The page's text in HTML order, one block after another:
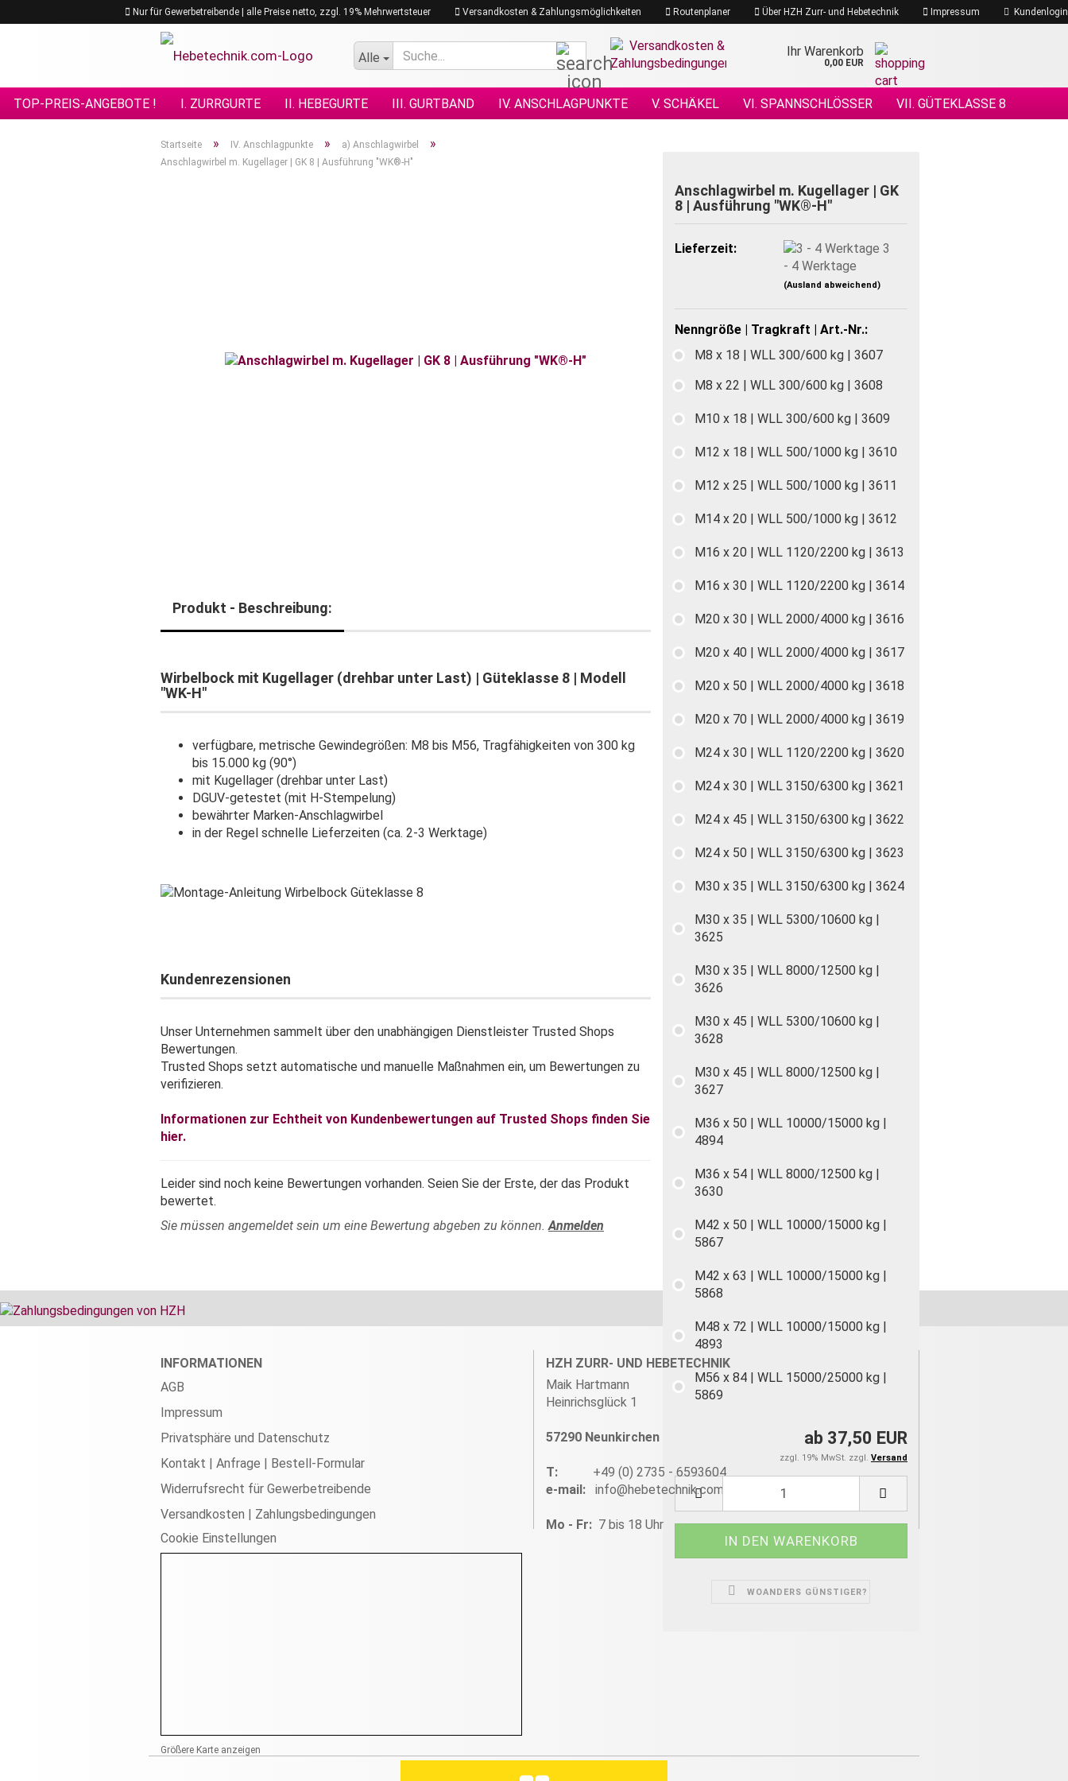
Nur für Gewerbetreibende | alle Preise netto, zzgl. 19% Mehrwertsteuer Versandkosten & Zahlungsmöglichkeiten Routenplaner Über HZH Zurr- und Hebetechnik Impressum Kundenlogin
Alle
Suche... Ihr Warenkorb
0,00 EUR
TOP-PREIS-ANGEBOTE ! I. ZURRGURTE II. HEBEGURTE III. GURTBAND IV. ANSCHLAGPUNKTE V. SCHÄKEL VI. SPANNSCHLÖSSER VII. GÜTEKLASSE 8
XV. EDELSTAHL - ANSCHLAGMITTEL XVI. FORSTPROGRAMM
Startseite » IV. Anschlagpunkte » a) Anschlagwirbel »
Anschlagwirbel m. Kugellager | GK 8 | Ausführung "WK®-H"
Anschlagwirbel m. Kugellager | GK
8 | Ausführung "WK®-H"
Lieferzeit:
3
- 4 Werktage
(Ausland abweichend)
Nenngröße | Tragkraft | Art.-Nr.:
M8 x 18 | WLL 300/600 kg | 3607
M8 x 22 | WLL 300/600 kg | 3608
M10 x 18 | WLL 300/600 kg | 3609
M12 x 18 | WLL 500/1000 kg | 3610
M12 x 25 | WLL 500/1000 kg | 3611
M14 x 20 | WLL 500/1000 kg | 3612
M16 x 20 | WLL 1120/2200 kg | 3613
M16 x 30 | WLL 1120/2200 kg | 3614
M20 x 30 | WLL 2000/4000 kg | 3616
M20 x 40 | WLL 2000/4000 kg | 3617
M20 x 50 | WLL 2000/4000 kg | 3618
M20 x 70 | WLL 2000/4000 kg | 3619
M24 x 30 | WLL 1120/2200 kg | 3620
M24 x 30 | WLL 3150/6300 kg | 3621
M24 x 45 | WLL 3150/6300 kg | 3622
M24 x 50 | WLL 3150/6300 kg | 3623
M30 x 35 | WLL 3150/6300 kg | 3624
M30 x 35 | WLL 5300/10600 kg |
3625
M30 x 35 | WLL 8000/12500 kg |
3626
M30 x 45 | WLL 5300/10600 kg |
3628
M30 x 45 | WLL 8000/12500 kg |
3627
M36 x 50 | WLL 10000/15000 kg |
4894
M36 x 54 | WLL 8000/12500 kg |
3630
M42 x 50 | WLL 10000/15000 kg |
5867
M42 x 63 | WLL 10000/15000 kg |
5868
M48 x 72 | WLL 10000/15000 kg |
4893
M56 x 84 | WLL 15000/25000 kg |
5869
ab 37,50 EUR
zzgl. 19% MwSt. zzgl. Versand
WOANDERS GÜNSTIGER?
Produkt - Beschreibung:
​Wirbelbock mit Kugellager (drehbar unter Last) | Güteklasse 8 | Modell
"WK-H"
verfügbare, metrische Gewindegrößen: M8 bis M56, Tragfähigkeiten von 300 kg
bis 15.000 kg (90°)
mit Kugellager (drehbar unter Last)
DGUV-getestet (mit H-Stempelung)
bewährter Marken-Anschlagwirbel
in der Regel schnelle Lieferzeiten (ca. 2-3 Werktage)
Kundenrezensionen
Unser Unternehmen sammelt über den unabhängigen Dienstleister Trusted Shops
Bewertungen.
Trusted Shops setzt automatische und manuelle Maßnahmen ein, um Bewertungen zu
verifizieren.
Informationen zur Echtheit von Kundenbewertungen auf Trusted Shops finden Sie
hier.
Leider sind noch keine Bewertungen vorhanden. Seien Sie der Erste, der das Produkt
bewertet.
Sie müssen angemeldet sein um eine Bewertung abgeben zu können.Anmelden
INFORMATIONEN
AGB
Impressum
Privatsphäre und Datenschutz
Kontakt | Anfrage | Bestell-Formular
Widerrufsrecht für Gewerbetreibende
Versandkosten | Zahlungsbedingungen
Cookie Einstellungen
HZH ZURR- UND HEBETECHNIK
Maik Hartmann
Heinrichsglück 1
57290 Neunkirchen
T: +49 (0) 2735 - 6593604
e-mail: info@hebetechnik.com
Mo - Fr: 7 bis 18 Uhr
Größere Karte anzeigen